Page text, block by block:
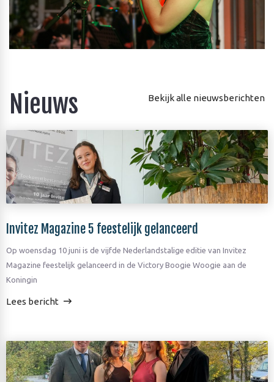
Nieuws Bekijk alle nieuwsberichten
Invitez Magazine 5 feestelijk gelanceerd
Op woensdag 10 juni is de vijfde Nederlandstalige editie van Invitez
Magazine feestelijk gelanceerd in de Victory Boogie Woogie aan de
Koningin
Lees bericht